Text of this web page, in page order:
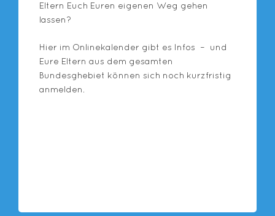
Eltern Euch Euren eigenen Weg gehen
lassen?
Hier im Onlinekalender gibt es Infos – und
Eure Eltern aus dem gesamten
Bundesghebiet können sich noch kurzfristig
anmelden.